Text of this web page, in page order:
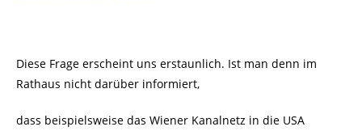
Diese Frage erscheint uns erstaunlich. Ist man denn im
Rathaus nicht darüber informiert,
dass beispielsweise das Wiener Kanalnetz in die USA